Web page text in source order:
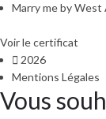
Marry me by West
Voir le certificat
2026
Mentions Légales
Vous